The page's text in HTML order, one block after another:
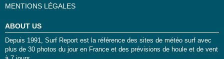
MENTIONS LÉGALES
ABOUT US
Depuis 1991, Surf Report est la référence des sites de météo surf avec
plus de 30 photos du jour en France et des prévisions de houle et de vent